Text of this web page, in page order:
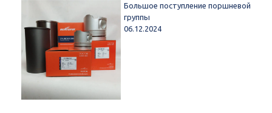
Большое поступление поршневой
группы
06.12.2024